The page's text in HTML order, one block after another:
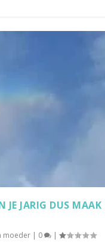
JE JARIG DUS MAAK
moeder| 0 |